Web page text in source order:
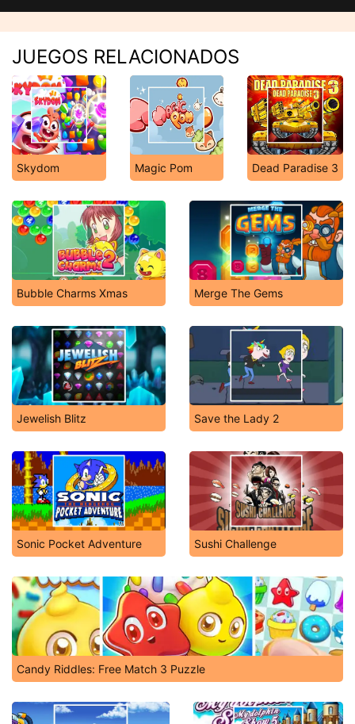
JUEGOS RELACIONADOS
Skydom Magic Pom Dead Paradise 3
Bubble Charms Xmas Merge The Gems
Jewelish Blitz Save the Lady 2
Sonic Pocket Adventure Sushi Challenge
Candy Riddles: Free Match 3 Puzzle